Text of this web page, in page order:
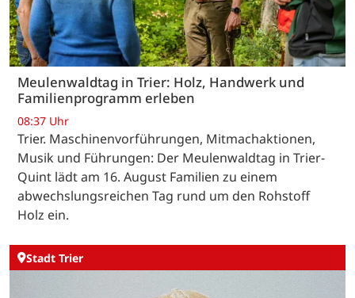
Meulenwaldtag in Trier: Holz, Handwerk und
Familienprogramm erleben
08:37 Uhr
Trier. Maschinenvorführungen, Mitmachaktionen,
Musik und Führungen: Der Meulenwaldtag in Trier-
Quint lädt am 16. August Familien zu einem
abwechslungsreichen Tag rund um den Rohstoff
Holz ein.
Stadt Trier